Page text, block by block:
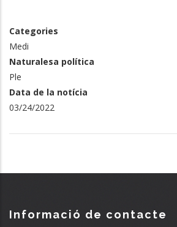
Categories
Medi
Naturalesa política
Ple
Data de la notícia
03/24/2022
Informació de contacte